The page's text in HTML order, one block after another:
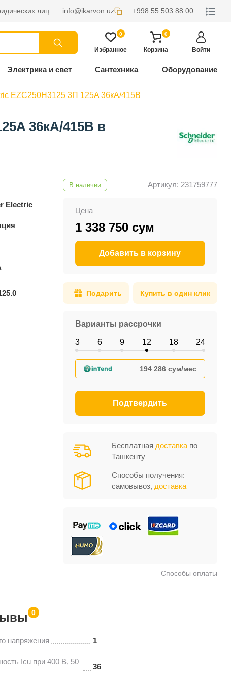
лиц info@ikarvon.uz +998 55 503 88 00
0
Избранное
0
Корзина Войти
Электрика и свет Сантехника Оборудование
EZC250H3125 3П 125A 36кA/415В
36кA/415В в
Electric
В наличии Артикул: 231759777
Цена
1 338 750 сум
Добавить в корзину
Подарить Купить в один клик
Варианты рассрочки
3 6 9 12 18 24
194 286 сум/мес
Подтвердить
Бесплатная доставкапо
Ташкенту
Способы получения:
самовывоз, доставка
Способы оплаты
0
напряжения 1
Icu при 400 В, 50
36